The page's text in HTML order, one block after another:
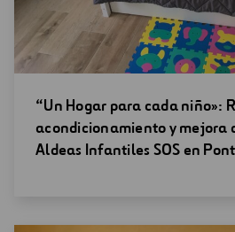
Abrir
una
nueva
“Un Hogar para cada niño»:
acondicionamiento y mejora
Aldeas Infantiles SOS en